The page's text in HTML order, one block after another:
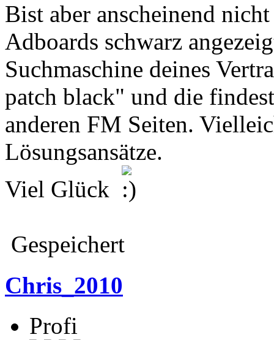
Bist aber anscheinend
Adboards schwarz
Suchmaschine deines
patch black" und die
anderen FM Seiten.
Lösungsansätze.
Viel Glück
Gespeichert
Chris_2010
Profi